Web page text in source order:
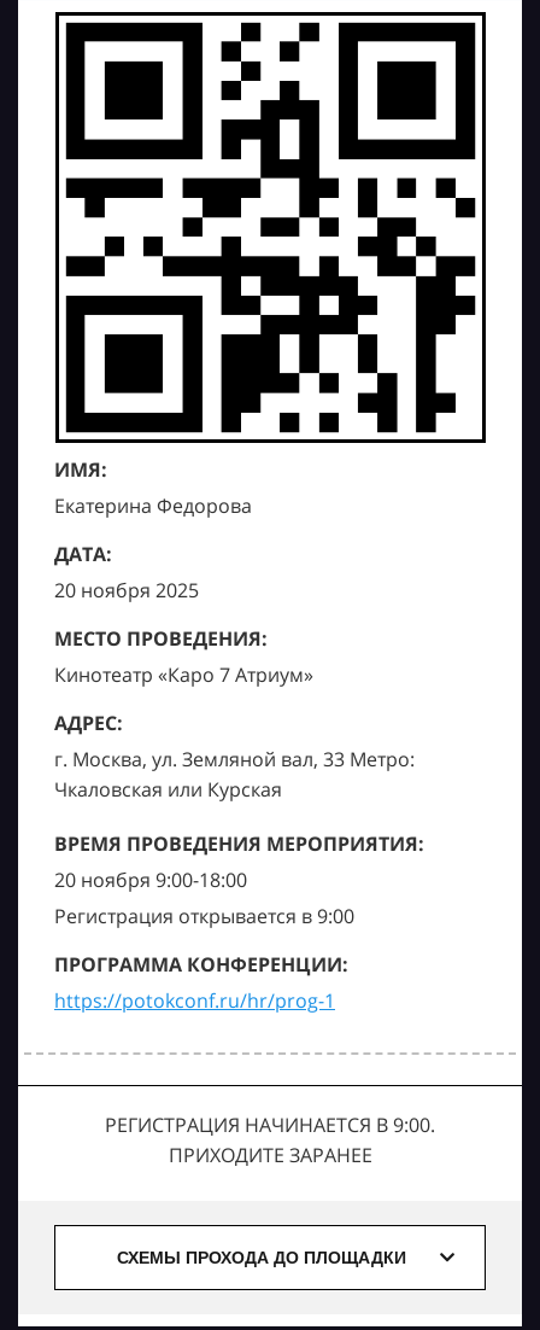
ИМЯ:
Екатерина Федорова
ДАТА:
20 ноября 2025
МЕСТО ПРОВЕДЕНИЯ:
Кинотеатр «Каро 7 Атриум»
АДРЕС:
г. Москва, ул. Земляной вал, 33 Метро:
Чкаловская или Курская
ВРЕМЯ ПРОВЕДЕНИЯ МЕРОПРИЯТИЯ:
20 ноября 9:00-18:00
Регистрация открывается в 9:00
ПРОГРАММА КОНФЕРЕНЦИИ:
https://potokconf.ru/hr/prog-1
РЕГИСТРАЦИЯ НАЧИНАЕТСЯ В 9:00.
ПРИХОДИТЕ ЗАРАНЕЕ
СХЕМЫ ПРОХОДА ДО ПЛОЩАДКИ